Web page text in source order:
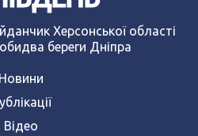
Херсонської області
береги Дніпра
Новини
Відео